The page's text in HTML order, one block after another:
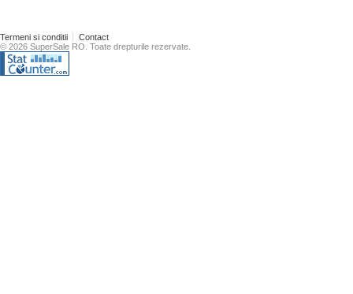
Termeni si conditii
Contact
© 2026 SuperSale RO. Toate drepturile rezervate.